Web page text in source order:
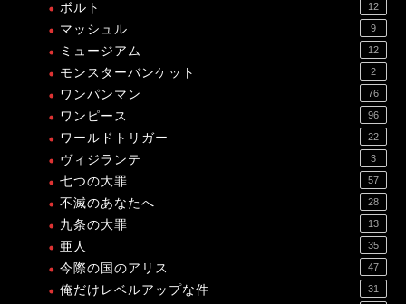
ボルト 12
マッシュル 9
ミュージアム 12
モンスターバンケット 2
ワンパンマン 76
ワンピース 96
ワールドトリガー 22
ヴィジランテ 3
七つの大罪 57
不滅のあなたへ 28
九条の大罪 13
亜人 35
今際の国のアリス 47
俺だけレベルアップな件 31